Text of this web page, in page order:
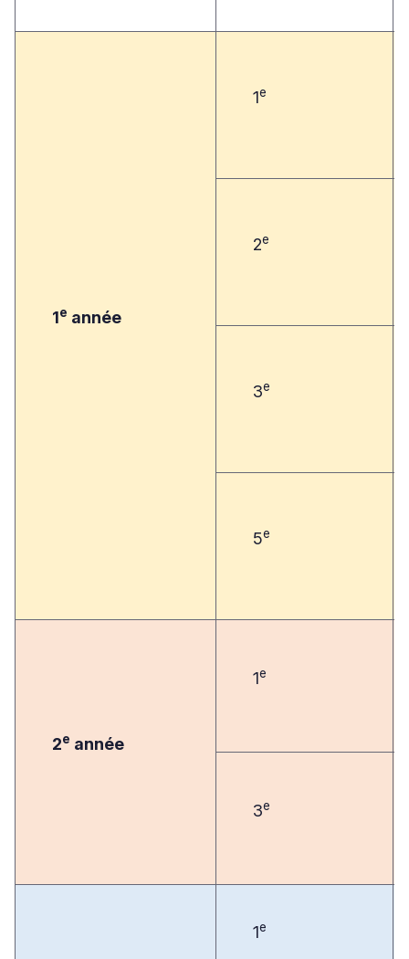
1e année
1e
2e
3e
5e
2e année
1e
3e
1e